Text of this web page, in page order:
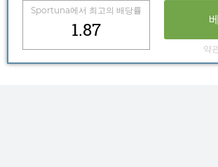
Sportuna에서 최고의 배당률
1.87
약